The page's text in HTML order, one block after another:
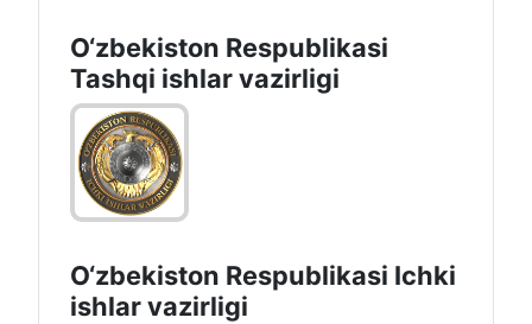
O‘zbеkistоn Rеspublikаsi
Tashqi ishlаr vаzirligi
O‘zbеkiston Rеspublikаsi Ichki
ishlаr vаzirligi